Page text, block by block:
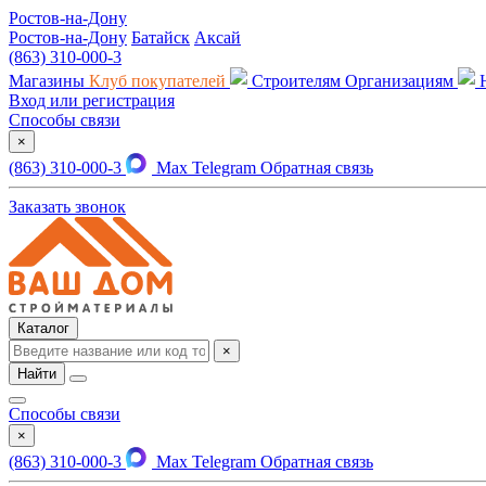
Ростов-на-Дону
Ростов-на-Дону Батайск Аксай
(863) 310-000-3
Магазины Клуб покупателей Строителям Организациям
Вход или регистрация
Способы связи
×
(863) 310-000-3 Max Telegram Обратная связь
Заказать звонок
Каталог
×
Найти
Способы связи
×
(863) 310-000-3 Max Telegram Обратная связь